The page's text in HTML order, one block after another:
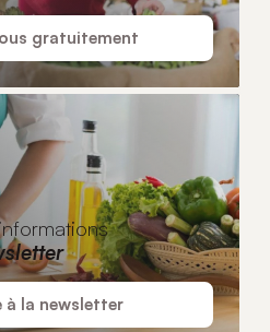
gratuitement
à la newsletter